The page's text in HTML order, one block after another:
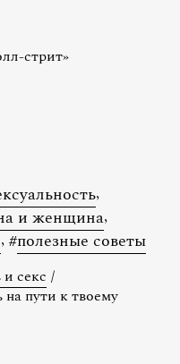
стрит»
,
и женщина,
, #полезные советы
секс /
пути к твоему